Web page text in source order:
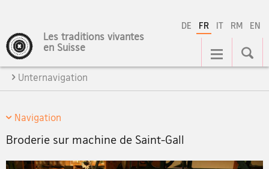
DE FR IT RM EN
Les traditions vivantes
en Suisse
Navigation
Unternavigation
Navigation
Broderie sur machine de Saint-Gall